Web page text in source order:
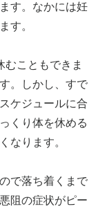
す。なかには妊
す。
むこともできま
。しかし、すで
ケジュールに合
くり体を休める
なります。
で落ち着くまで
阻の症状がピー